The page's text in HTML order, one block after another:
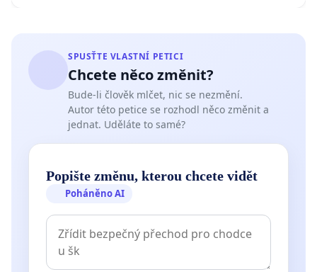
SPUSŤTE VLASTNÍ PETICI
Chcete něco změnit?
Bude-li člověk mlčet, nic se nezmění.
Autor této petice se rozhodl něco změnit a
jednat. Uděláte to samé?
Popište změnu, kterou chcete vidět
Poháněno AI